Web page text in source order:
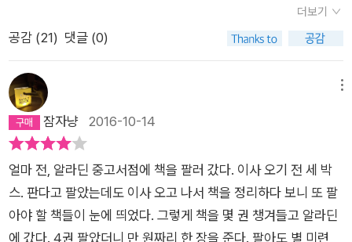
빌었건만 결국, 떠난 만차. 그가 압축하기로 한 노자의 도덕
경. 치욕을 겪고 명예를 지킨다는 내용의 페이지를 압축통 한가
운데 놓는다. 바스러지는 종이, 바스러지는 명예, 결국 지금에야
회상하는 삶의 한 토막. 이것이 무슨 이야기인지 모르겠다면 페
이지를 더 넘기는 것이야말로 읽는 사람의 도리일 것이다. 읽는
사람과 쓰는 사람이 조금씩 맞추어가는 호흡이 얼마나 황홀한지
를 느끼게 해주는 문학적 성취. 책과 나 사이의 적절한 거리, 내
머릿속에 천천히 들어오는 작가의 목소리. 책의 각 장은 한탸의
일을 소개하는 짧은 문장으로 시작하는데, 어느 것 하나 같지 않
고 조금씩 끝이 맞물려 돌아가서, 보흐밀 흐라발은 글씨와 이야기
했다. 이렇게 하기를 삼십오 년, 그는 마침내 ‘현자’가 되었다. 비
록 목욕이라면 질색인데다 몸에서 맥주와 오물 냄새가 진동해도
가방에 든 책만 생각하면 더할 나위 없이 행복했다. 오죽하면 자
신의 일을 ‘신께서 축복하신 직업’이라고 생각했을까. 그의 머리
는 보물 같은 문장과 사유가 가득한 ‘알리바바의 동굴’이었다. 단
조롭게 반복되는 작업 중에도 그의 상상은 ‘생각들로 조밀하게 채
끄러웠던 이유다. 한탸는 독신으로 지냈지만 젊은 시절엔 그에게
도 러브 스토리가 있었다. 비록 똥에 얽힌 사건으로 번번이 이루
어지지 않았지만 말이다. 프라하 교외에 사는 옛 연인 만차를 보
들어놓은 이 폭풍우와 재난 속으로 나를 구하러 오지 않았다.”책
들을 압축하며, 책들에 둘러싸여 자신의 존재를 찾고자 했지만,
나쁘지 않은 마지막이지 않았을까, 한타에겐.이 책엔 두 명의 여
자가 등장한다. 매번 오물과 같이 등장하는 여신같은 모습의 만
차, 그리고 마지막에야 한타가 그 이름을 떠올리는 집시여인. 책
한 권 읽지 않았지만 자신을 잘 알고, 자신의 성전을 지은 만차와,
그의 옆에 머물다 연처럼 날아가 버린 듯 사라진, 실제론 잡혀간
집시여인. 한타의 마지막엔 집시여인의 모습이 함께한다.촉감도
내용도 아무 의미 없다. 표지의 아름다움도 소중한 내용도 의미
없다. 현대의 압축기와 그 압축기를 조작하는 이들은, 위생복을
서 일하는 남자 한탸, 그는 습기로 축축한 지하 공간 때로 쥐가 출
몰하는 더러운 공간에서 책과 폐지를 압축하며 살고 있다. 책 더
미에서 귀한 책을 발견하는 기쁨을 누리며 말이다. 그의 삶은 오
직 책과 폐지, 그리고 맥주가 전부다. 외부와 단절한 채 자신의 내
부로 파고드는 삶처럼 보였다. 그에게는 충분한 삶이었다. 은퇴
후 압축기를 장만해 외삼촌의 정원에 둘 계획까지 세웠으니
살기 위해서다. 어찌 보면 나는 영원과 무한을 추구하는 돈키호테
다. 영원과 무안도 나 같은 사람들은 당해낼 재간이 없을 테지. (1
8~19쪽) 책으로 둘러싸인 삶이었지만 그가 마주하는 책은 쇠락
더보기
공감 (21) 댓글 (0)
잠자냥 2016-10-14
얼마 전, 알라딘 중고서점에 책을 팔러 갔다. 이사 오기 전 세 박
스. 판다고 팔았는데도 이사 오고 나서 책을 정리하다 보니 또 팔
아야 할 책들이 눈에 띄었다. 그렇게 책을 몇 권 챙겨들고 알라딘
에 갔다. 4권 팔았더니 만 원짜리 한 장을 준다. 팔아도 별 미련